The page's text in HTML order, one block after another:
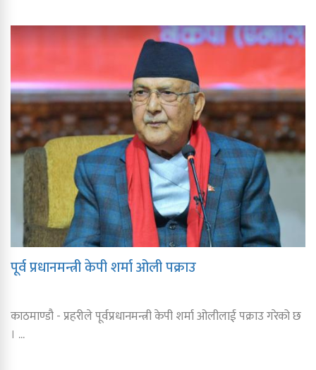
पूर्व प्रधानमन्त्री केपी शर्मा ओली पक्राउ
काठमाण्डौ - प्रहरीले पूर्वप्रधानमन्त्री केपी शर्मा ओलीलाई पक्राउ गरेको छ
। ...